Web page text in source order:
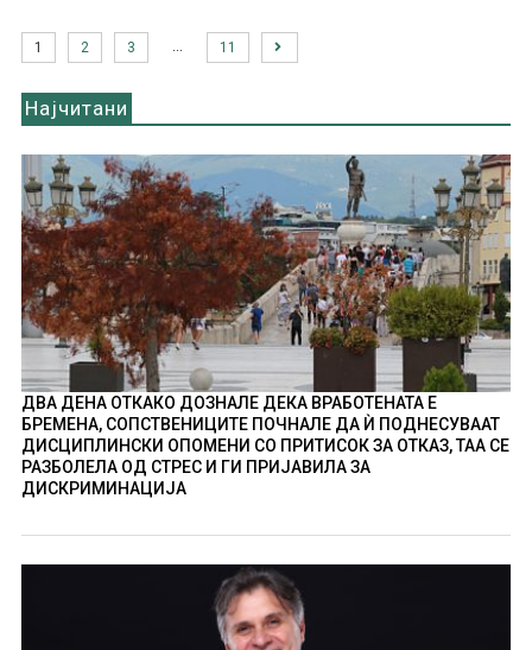
1 2 3 11
Најчитани
ДВА ДЕНА ОТКАКО ДОЗНАЛЕ ДЕКА ВРАБОТЕНАТА Е
БРЕМЕНА, СОПСТВЕНИЦИТЕ ПОЧНАЛЕ ДА Ѝ ПОДНЕСУВААТ
ДИСЦИПЛИНСКИ ОПОМЕНИ СО ПРИТИСОК ЗА ОТКАЗ, ТАА СЕ
РАЗБОЛЕЛА ОД СТРЕС И ГИ ПРИЈАВИЛА ЗА
ДИСКРИМИНАЦИЈА